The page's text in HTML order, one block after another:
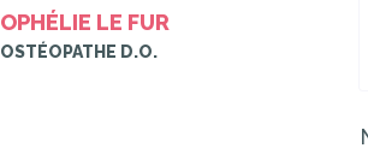
OPHÉLIE LE FUR
OSTÉOPATHE D.O.